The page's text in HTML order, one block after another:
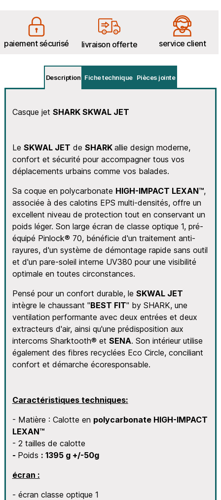
paiement sécurisé livraison offerte service client
Description Fiche technique Pièces jointe
Casque jet SHARK SKWAL JET
Le SKWAL JET de SHARK allie design moderne,
confort et sécurité pour accompagner tous vos
déplacements urbains comme vos balades.
Sa coque en polycarbonate HIGH-IMPACT LEXAN™,
associée à des calotins EPS multi-densités, offre un
excellent niveau de protection tout en conservant un
poids léger. Son large écran de classe optique 1, pré-
équipé Pinlock® 70, bénéficie d'un traitement anti-
rayures, d'un système de démontage rapide sans outil
et d'un pare-soleil interne UV380 pour une visibilité
optimale en toutes circonstances.
Pensé pour un confort durable, le SKWAL JET
intègre le chaussant "BEST FIT" by SHARK, une
ventilation performante avec deux entrées et deux
extracteurs d'air, ainsi qu'une prédisposition aux
intercoms Sharktooth® et SENA. Son intérieur utilise
également des fibres recyclées Eco Circle, conciliant
confort et démarche écoresponsable.
Caractéristiques techniques:
- Matière : Calotte en polycarbonate HIGH-IMPACT
LEXAN™
- 2 tailles de calotte
- Poids : 1395 g +/-50g
écran :
- écran classe optique 1